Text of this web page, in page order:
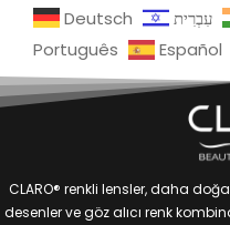
Deutsch
עִבְרִית
Português
Español
CLARO® renkli lensler, daha
desenler ve göz alıcı renk